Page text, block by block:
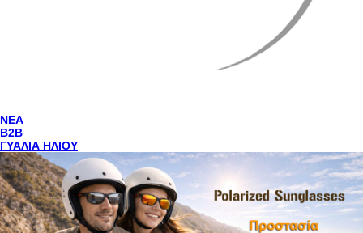
NEA
Β2Β
ΓΥΑΛΙΑ ΗΛΙΟΥ